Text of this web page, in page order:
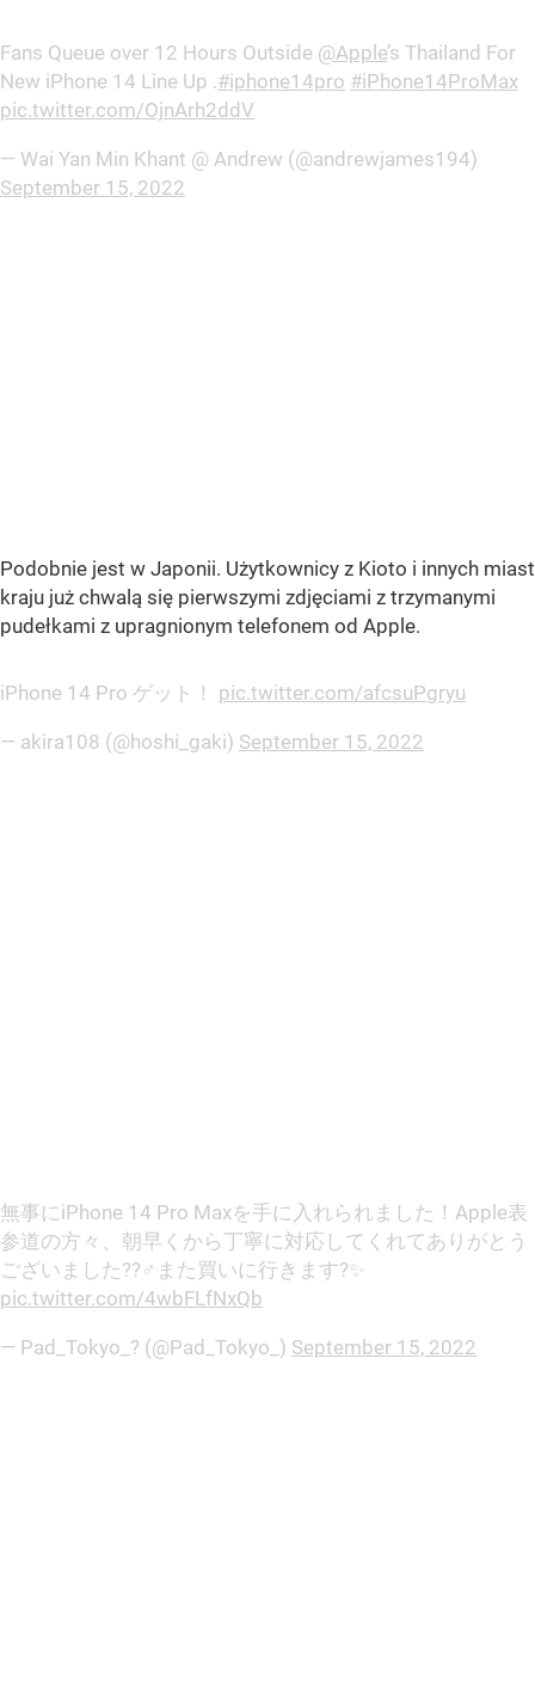
Fans Queue over 12 Hours Outside @Apple’s Thailand For
New iPhone 14 Line Up .#iphone14pro #iPhone14ProMax
pic.twitter.com/OjnArh2ddV
— Wai Yan Min Khant @ Andrew (@andrewjames194)
September 15, 2022
Podobnie jest w Japonii. Użytkownicy z Kioto i innych miast
kraju już chwalą się pierwszymi zdjęciami z trzymanymi
pudełkami z upragnionym telefonem od Apple.
iPhone 14 Pro ゲット！ pic.twitter.com/afcsuPgryu
— akira108 (@hoshi_gaki) September 15, 2022
無事にiPhone 14 Pro Maxを手に入れられました！Apple表
参道の方々、朝早くから丁寧に対応してくれてありがとう
ございました??‍♂️また買いに行きます?✨
pic.twitter.com/4wbFLfNxQb
— Pad_Tokyo_? (@Pad_Tokyo_) September 15, 2022